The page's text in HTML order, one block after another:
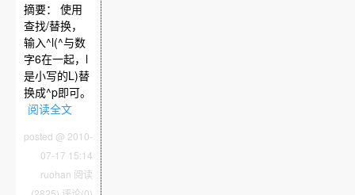
摘要： 使用
查找/替换，
输入^l(^与数
字6在一起，l
是小写的L)替
换成^p即可。
阅读全文
posted @ 2010-
07-17 15:14
ruohan 阅读